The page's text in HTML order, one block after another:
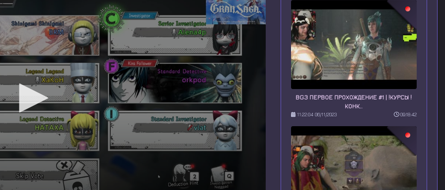
BG3 ПЕРВОЕ ПРОХОЖДЕНИЕ #1 | !КУРСЫ !
КОНК..
11:22:04 06/11/2023 09:18:42